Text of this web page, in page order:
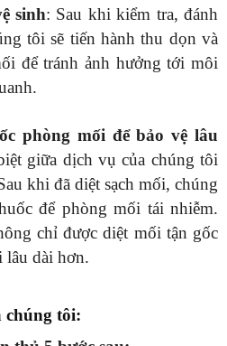
sinh: Sau khi kiểm tra, đánh
tôi sẽ tiến hành thu dọn và
để tránh ảnh hưởng tới môi
phòng mối để bảo vệ lâu
giữa dịch vụ của chúng tôi
khi đã diệt sạch mối, chúng
để phòng mối tái nhiễm.
chỉ được diệt mối tận gốc
lâu dài hơn.
chúng tôi: